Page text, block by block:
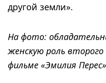
другой земли».
На фото:
женскую роль
фильме «Эмилия Перес»